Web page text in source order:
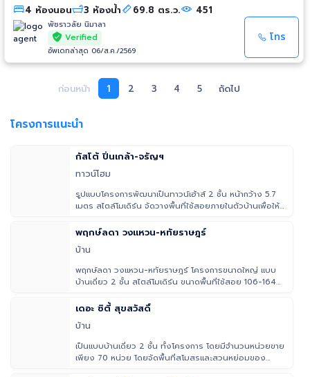
🔥 ราคาพิเศษเพียง: 8,200,000 บาท 🔥 (คุ้มค่าสุดๆ กับบ้านที่ต่อเติมและทำบิ๊วอิ
นมาครบจบแบบนี้) ✨ รายละเอียดตัวบ้าน (ฟังก์ชันครบสำหรับครอบครัวใหญ่)
เนื้อที่กว้างขวาง: 69.8 ตร.ว. พื้นที่ใช้สอย: 180 ตร.ม. ฟังก์ชันห้อง: 4 ห้องนอน
/ 3 ห้องน้ำ / 1 ห้องทำงาน / 1 ห้องเอนกประสงค์ ที่จอดรถ: จอดในบ้านได้ 2 คัน
โครงการ (ครบครัน ปลอดภัย) ระบบรักษาความปลอดภัย 24 ชม. พร้อม
CCTV และระบบคีย์การ์ด สัญญาณกันขโมยในตัวบ้าน สโมสรสุดหรู พร้อมสระ
เดินทางสะดวก เชื่อมต่อหลายเส้นทาง ติดถนนชัยพฤกษ์ เชื่อมต่อถนนราชพฤกษ์
และถนน 345 ใกล้ถนนหอการค้าไทย และถนนโยธาธิการ 🏫 รายล้อมด้วยสถานที่
รร.นานาชาติเด่นหล้า (DBS), โรงเรียนนนทบุรีวิทยาลัย ช้อปปิ้ง: โรบินสัน ไลฟ์
อินเด็กซ์ ลิฟวิ่งมอลล์, ไทวัสดุ, ตลาดนัด 18 คอร์ต 📌 เงื่อนไขการโอน ค่าใช้จ่าย
วันโอน ณ กรมที่ดิน: ผู้ซื้อและผู้ขายรับผิดชอบคนละครึ่ง (50/50)
4 ห้องนอน 3 ห้องน้ำ 69.8 ตร.ว. 451
พัชราวลัย นิมาลา
Verified
อัพเดทล่าสุด 06/ส.ค./2569
โทร
ก่อนหน้า 1 2 3 4 5 ถัดไป
โครงการแนะนำ
กัสโต้ ปิ่นเกล้า-จรัญฯ
ทาวน์โฮม
รูปแบบโครงการพัฒนาเป็นทาวน์เฮ้าส์ 2 ชั้น หน้ากว้าง 5.7
เมตร สไตล์โมเดิร์น จัดวางพื้นที่ใช้สอยภายในตัวบ้านเพื่อให้
พฤกษ์ลดา วงแหวน-หทัยราษฎร์
บ้าน
พฤกษ์ลดา วงแหวน-หทัยราษฎร์ โครงการขนาดใหญ่ แบบ
บ้านเดี่ยว 2 ชั้น สไตล์โมเดิร์น ขนาดพื้นที่ใช้สอย 106-164
เดอะ ซิตี้ สุขสวัสดิ์
บ้าน
เป็นแบบบ้านเดี่ยว 2 ชั้น ทั้งโครงการ โดยมีจำนวนหน่วยขาย
เพียง 70 หน่วย โดยจัดพื้นที่สโมสรและสวนหย่อมของ